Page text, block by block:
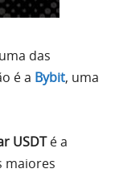
das
é a Bybit, uma
USDTé a
maiores